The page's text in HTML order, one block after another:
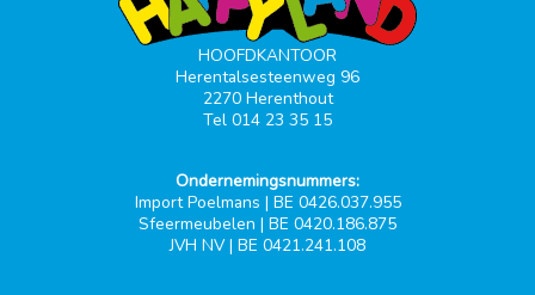
HOOFDKANTOOR
Herentalsesteenweg 96
2270 Herenthout
Tel 014 23 35 15
Ondernemingsnummers:
Import Poelmans | BE 0426.037.955
Sfeermeubelen | BE 0420.186.875
JVH NV | BE 0421.241.108